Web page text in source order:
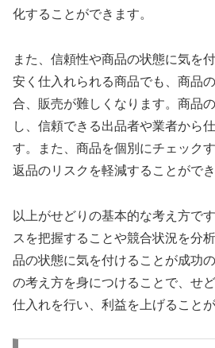
化することができます。
また、信頼性や商品の状態に気を
安く仕入れられる商品でも、商品
合、販売が難しくなります。商品
し、信頼できる出品者や業者から
す。また、商品を個別にチェック
返品のリスクを軽減することができ
以上がせどりの基本的な考え方で
スを把握することや競合状況を分
品の状態に気を付けることが成功
の考え方を身につけることで、せ
仕入れを行い、利益を上げることが